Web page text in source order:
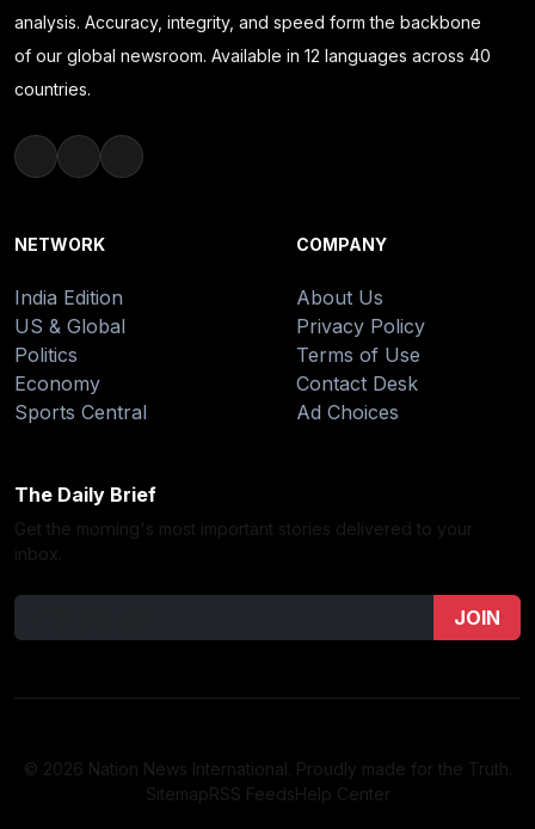
analysis. Accuracy, integrity, and speed form the backbone
of our global newsroom. Available in 12 languages across 40
countries.
NETWORK
India Edition
US & Global
Politics
Economy
Sports Central
COMPANY
About Us
Privacy Policy
Terms of Use
Contact Desk
Ad Choices
The Daily Brief
Get the morning's most important stories delivered to your
inbox.
JOIN
© 2026 Nation News International. Proudly made for the Truth.
SitemapRSS FeedsHelp Center